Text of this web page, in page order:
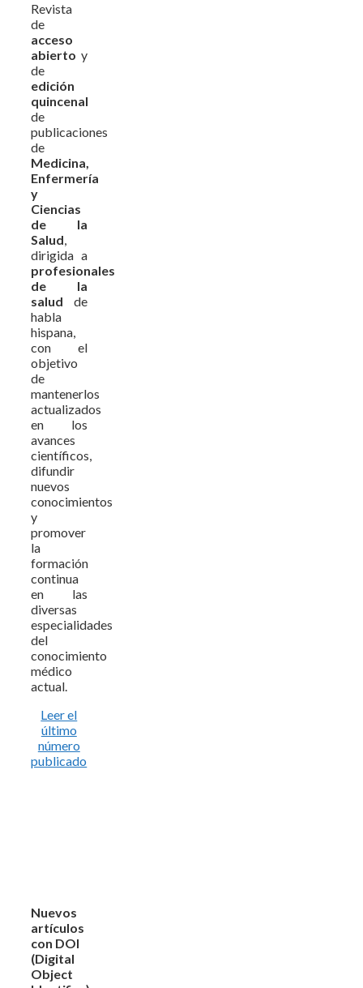
Revista
de
acceso
abierto y
de
edición
quincenal
de
publicaciones
de
Medicina,
Enfermería
y
Ciencias
de la
Salud,
dirigida a
profesionales
de la
salud de
habla
hispana,
con el
objetivo
de
mantenerlos
actualizados
en los
avances
científicos,
difundir
nuevos
conocimientos
y
promover
la
formación
continua
en las
diversas
especialidades
del
conocimiento
médico
actual.
Leer el
último
número
publicado
Nuevos
artículos
con DOI
(Digital
Object